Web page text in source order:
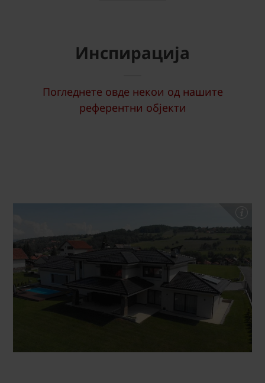
Инспирација
Погледнете овде некои од нашите
референтни објекти